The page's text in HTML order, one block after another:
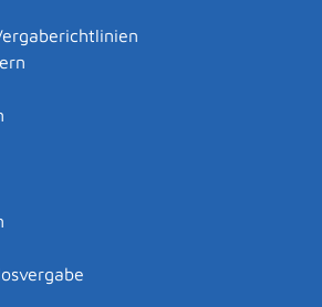
ab
Stelle zu erfragen